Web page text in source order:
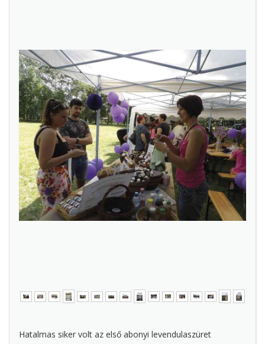
Hatalmas siker volt az első abonyi levendulaszüret